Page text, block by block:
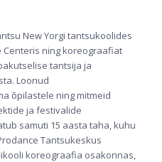
New Yorgi tantsukoolides
ning koreograafiat
tantsija ja
Loonud
õpilastele ning mitmeid
ja festivalide
samuti 15 aasta taha, kuhu
Tantsukeskus
koreograafia osakonnas,